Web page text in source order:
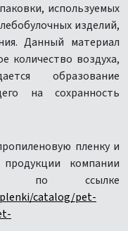
используемых
изделий,
Данный материал
количество воздуха,
образование
на сохранность
пленку и
компании
по ссылке
catalog/pet-